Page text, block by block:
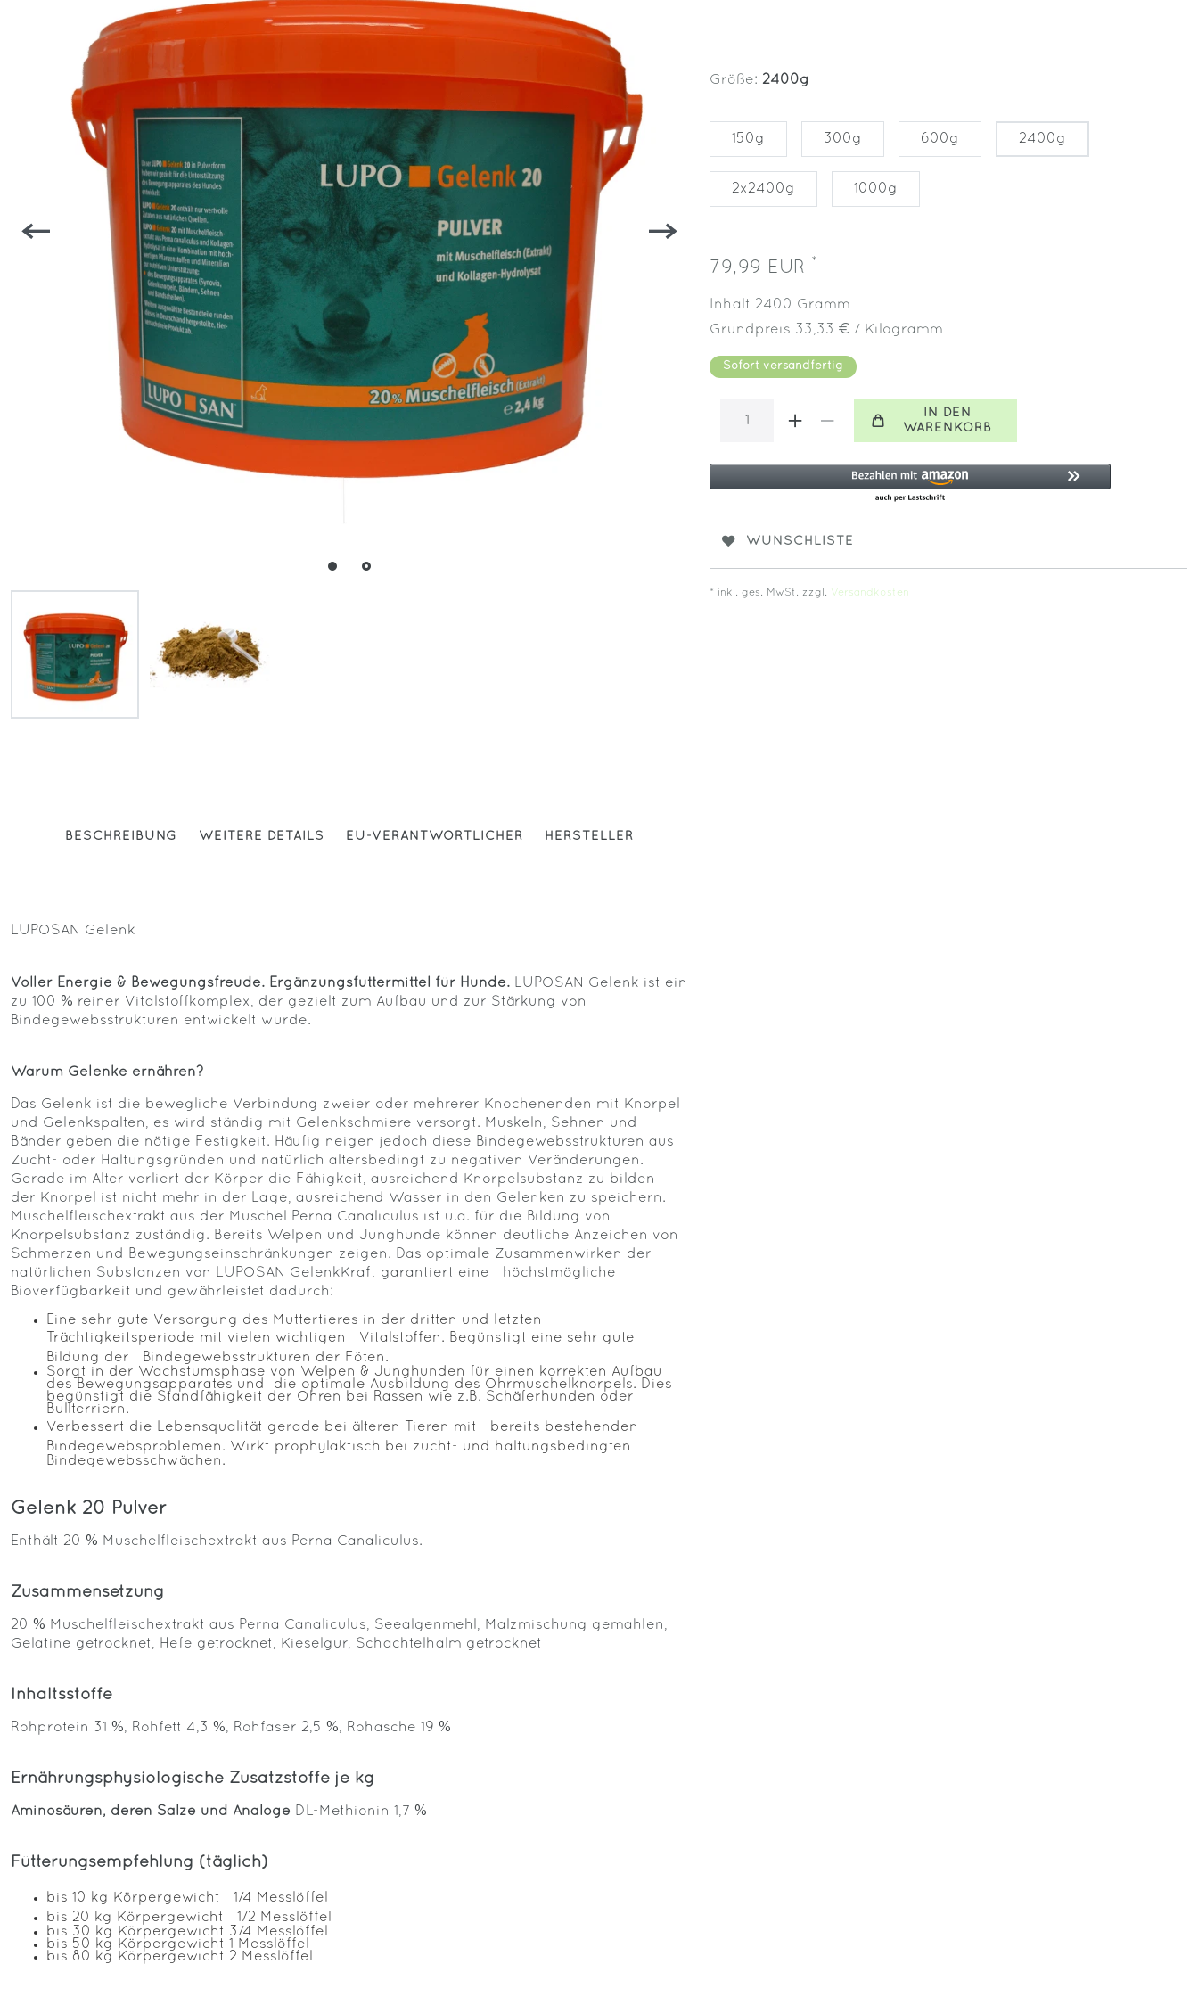
Größe: 2400g
150g 300g 600g 2400g
2x2400g 1000g
79,99 EUR *
Inhalt 2400 Gramm
Grundpreis 33,33 € / Kilogramm
Sofort versandfertig
IN DEN
WARENKORB
WUNSCHLISTE
* inkl. ges. MwSt. zzgl. Versandkosten
BESCHREIBUNG WEITERE DETAILS EU-VERANTWORTLICHER HERSTELLER
LUPOSAN Gelenk
Voller Energie & Bewegungsfreude. Ergänzungsfuttermittel für Hunde. LUPOSAN Gelenk ist ein
zu 100 % reiner Vitalstoffkomplex, der gezielt zum Aufbau und zur Stärkung von
Bindegewebsstrukturen entwickelt wurde.
Warum Gelenke ernähren?
Das Gelenk ist die bewegliche Verbindung zweier oder mehrerer Knochenenden mit Knorpel
und Gelenkspalten, es wird ständig mit Gelenkschmiere versorgt. Muskeln, Sehnen und
Bänder geben die nötige Festigkeit. Häufig neigen jedoch diese Bindegewebsstrukturen aus
Zucht- oder Haltungsgründen und natürlich altersbedingt zu negativen Veränderungen.
Gerade im Alter verliert der Körper die Fähigkeit, ausreichend Knorpelsubstanz zu bilden –
der Knorpel ist nicht mehr in der Lage, ausreichend Wasser in den Gelenken zu speichern.
Muschelfleischextrakt aus der Muschel Perna Canaliculus ist u.a. für die Bildung von
Knorpelsubstanz zuständig. Bereits Welpen und Junghunde können deutliche Anzeichen von
Schmerzen und Bewegungseinschränkungen zeigen. Das optimale Zusammenwirken der
natürlichen Substanzen von LUPOSAN GelenkKraft garantiert eine höchstmögliche
Bioverfügbarkeit und gewährleistet dadurch:
Eine sehr gute Versorgung des Muttertieres in der dritten und letzten
Trächtigkeitsperiode mit vielen wichtigen Vitalstoffen. Begünstigt eine sehr gute
Bildung der Bindegewebsstrukturen der Föten.
Sorgt in der Wachstumsphase von Welpen & Junghunden für einen korrekten Aufbau
des Bewegungsapparates und die optimale Ausbildung des Ohrmuschelknorpels. Dies
begünstigt die Standfähigkeit der Ohren bei Rassen wie z.B. Schäferhunden oder
Bullterriern.
Verbessert die Lebensqualität gerade bei älteren Tieren mit bereits bestehenden
Bindegewebsproblemen. Wirkt prophylaktisch bei zucht- und haltungsbedingten
Bindegewebsschwächen.
Gelenk 20 Pulver
Enthält 20 % Muschelfleischextrakt aus Perna Canaliculus.
Zusammensetzung
20 % Muschelfleischextrakt aus Perna Canaliculus, Seealgenmehl, Malzmischung gemahlen,
Gelatine getrocknet, Hefe getrocknet, Kieselgur, Schachtelhalm getrocknet
Inhaltsstoffe
Rohprotein 31 %, Rohfett 4,3 %, Rohfaser 2,5 %, Rohasche 19 %
Ernährungsphysiologische Zusatzstoffe je kg
Aminosäuren, deren Salze und Analoge DL-Methionin 1,7 %
Fütterungsempfehlung (täglich)
bis 10 kg Körpergewicht 1/4 Messlöffel
bis 20 kg Körpergewicht 1/2 Messlöffel
bis 30 kg Körpergewicht 3/4 Messlöffel
bis 50 kg Körpergewicht 1 Messlöffel
bis 80 kg Körpergewicht 2 Messlöffel